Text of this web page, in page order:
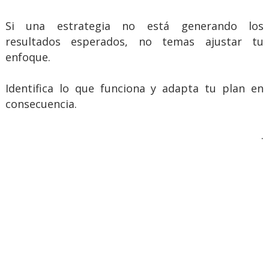
Si una estrategia no está generando los
resultados esperados, no temas ajustar tu
enfoque.
Identifica lo que funciona y adapta tu plan en
consecuencia.
.